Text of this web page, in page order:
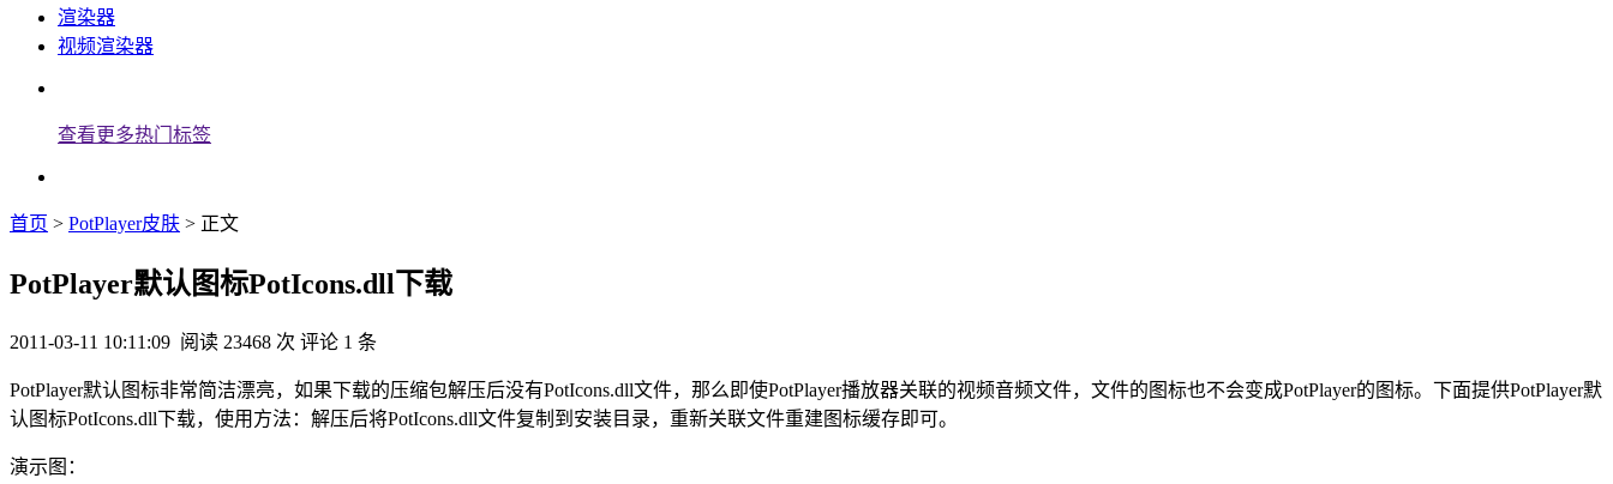
渲染器
视频渲染器
查看更多热门标签
首页 > PotPlayer皮肤 > 正文
PotPlayer默认图标PotIcons.dll下载
2011-03-11 10:11:09 阅读 23468 次 评论 1 条
PotPlayer默认图标非常简洁漂亮，如果下载的压缩包解压后没有PotIcons.dll文件，那么即使PotPlayer播放器关联的视频音频文件，文件的图标也不会变成PotPlayer的图标。下面提供PotPlayer默
认图标PotIcons.dll下载，使用方法：解压后将PotIcons.dll文件复制到安装目录，重新关联文件重建图标缓存即可。
演示图：